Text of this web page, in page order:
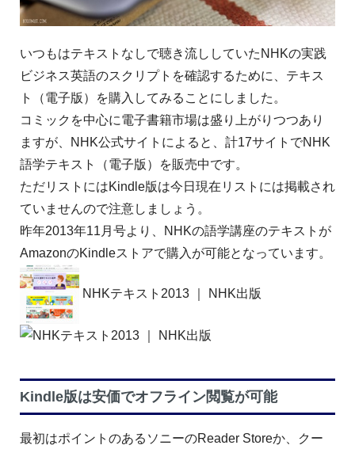
いつもはテキストなしで聴き流ししていたNHKの実践
ビジネス英語のスクリプトを確認するために、テキス
ト（電子版）を購入してみることにしました。
コミックを中心に電子書籍市場は盛り上がりつつあり
ますが、NHK公式サイトによると、計17サイトでNHK
語学テキスト（電子版）を販売中です。
ただリストにはKindle版は今日現在リストには掲載され
ていませんので注意しましょう。
昨年2013年11月号より、NHKの語学講座のテキストが
AmazonのKindleストアで購入が可能となっています。
NHKテキスト2013 ｜ NHK出版
Kindle版は安価でオフライン閲覧が可能
最初はポイントのあるソニーのReader Storeか、クー